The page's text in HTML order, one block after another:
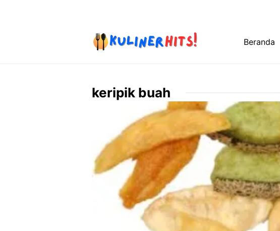
Beranda
keripik buah